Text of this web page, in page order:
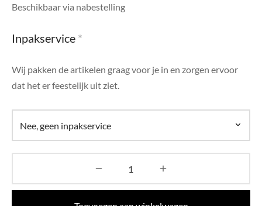
Beschikbaar via nabestelling
Inpakservice *
Wij pakken de artikelen graag voor je in en zorgen ervoor
dat het er feestelijk uit ziet.